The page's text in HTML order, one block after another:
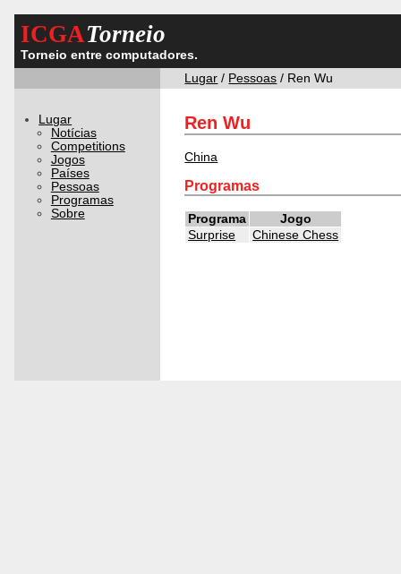
ICGATorneio
Torneio entre computadores.
Lugar / Pessoas / Ren Wu
Lugar
Notícias
Competitions
Jogos
Países
Pessoas
Programas
Sobre
Ren Wu
China
Programas
Programa
Jogo
Surprise
Chinese Chess